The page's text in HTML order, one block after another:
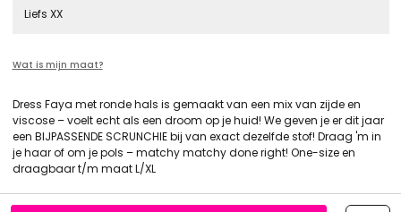
Liefs XX
Wat is mijn maat?
Dress Faya met ronde hals is gemaakt van een mix van zijde en
viscose – voelt echt als een droom op je huid! We geven je er dit jaar
een BIJPASSENDE SCRUNCHIE bij van exact dezelfde stof! Draag 'm in
je haar of om je pols – matchy matchy done right! One-size en
draagbaar t/m maat L/XL